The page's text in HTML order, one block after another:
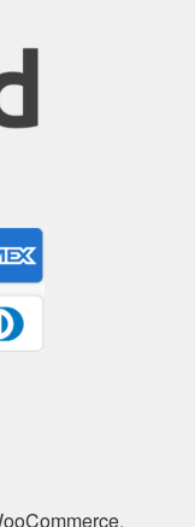
.